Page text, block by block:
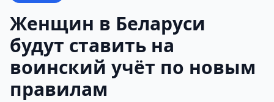
Женщин в Беларуси
будут ставить на
воинский учёт по новым
правилам